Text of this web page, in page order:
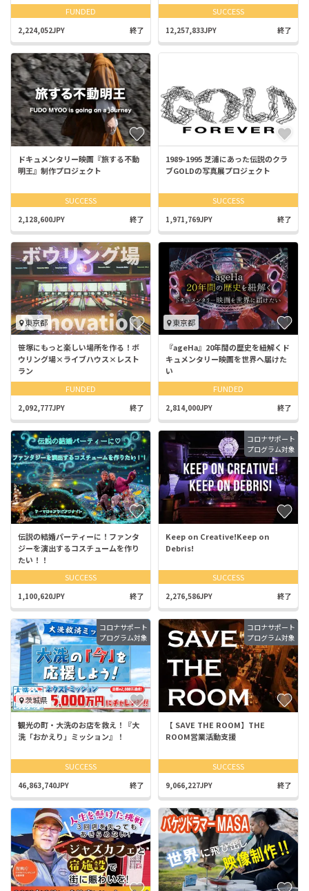
FUNDED
2,224,052JPY 終了
SUCCESS
12,257,833JPY 終了
ドキュメンタリー映画『旅する不動
明王』制作プロジェクト
SUCCESS
2,128,600JPY 終了
1989-1995 芝浦にあった伝説のクラ
ブGOLDの写真展プロジェクト
SUCCESS
1,971,769JPY 終了
東京都
笹塚にもっと楽しい場所を作る！ボ
ウリング場×ライブハウス×レスト
ラン
FUNDED
2,092,777JPY 終了
東京都
『ageHa』20年間の歴史を紐解くド
キュメンタリー映画を世界へ届けた
い
FUNDED
2,814,000JPY 終了
伝説の結婚パーティーに！ファンタ
ジーを演出するコスチュームを作り
たい！！
SUCCESS
1,100,620JPY 終了
コロナサポート
プログラム対象
Keep on Creative!Keep on
Debris!
SUCCESS
2,276,586JPY 終了
コロナサポート
プログラム対象
茨城県
観光の町・大洗のお店を救え！『大
洗「おかえり」ミッション』！
SUCCESS
46,863,740JPY 終了
コロナサポート
プログラム対象
【 SAVE THE ROOM】THE
ROOM営業活動支援
SUCCESS
9,066,227JPY 終了